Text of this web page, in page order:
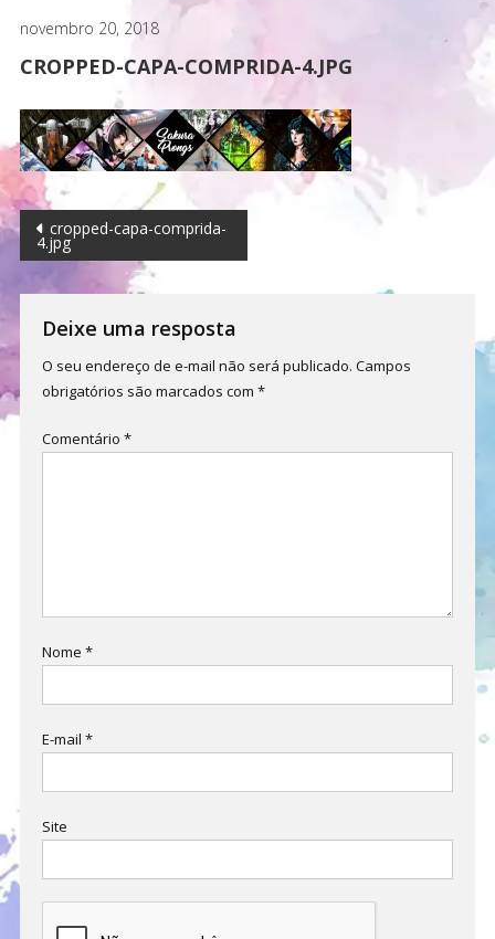
novembro 20, 2018
CROPPED-CAPA-COMPRIDA-4.JPG
Navegação
de
Post
cropped-capa-comprida-
4.jpg
Deixe uma resposta
O seu endereço de e-mail não será publicado. Campos
obrigatórios são marcados com *
Comentário *
Nome *
E-mail *
Site